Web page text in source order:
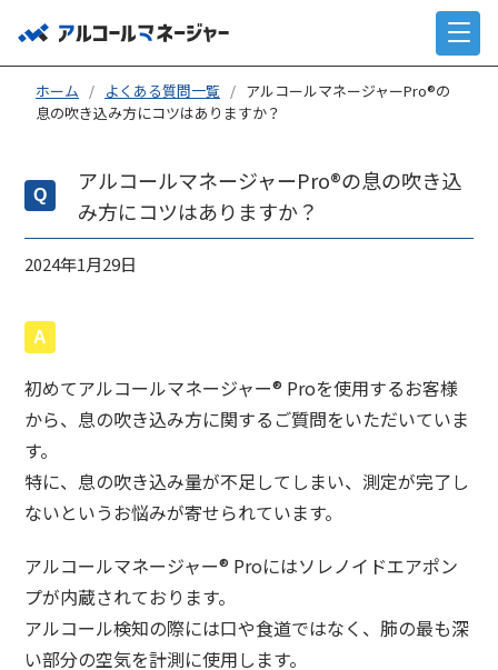
ホーム / よくある質問一覧 / アルコールマネージャーPro®の
息の吹き込み方にコツはありますか？
アルコールマネージャーPro®の息の吹き込
み方にコツはありますか？
2024年1月29日
初めてアルコールマネージャー® Proを使用するお客様
から、息の吹き込み方に関するご質問をいただいていま
す。
特に、息の吹き込み量が不足してしまい、測定が完了し
ないというお悩みが寄せられています。
アルコールマネージャー® Proにはソレノイドエアポン
プが内蔵されております。
アルコール検知の際には口や食道ではなく、肺の最も深
い部分の空気を計測に使用します。